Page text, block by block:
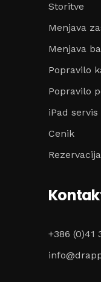
Storitve
Menjava
Menjava
Popravilo
Popravilo
iPad servis
Cenik
Rezervacija
+386 (0)41